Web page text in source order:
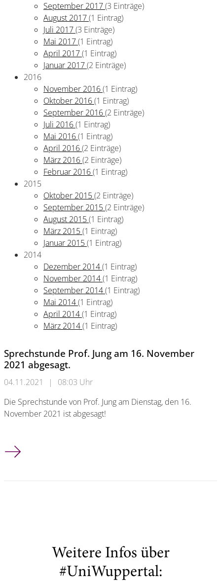
September 2017(3 Einträge)
August 2017(1 Eintrag)
Juli 2017(3 Einträge)
Mai 2017(1 Eintrag)
April 2017(1 Eintrag)
Januar 2017(2 Einträge)
2016
November 2016(1 Eintrag)
Oktober 2016(1 Eintrag)
September 2016(2 Einträge)
Juli 2016(1 Eintrag)
Mai 2016(1 Eintrag)
April 2016(2 Einträge)
März 2016(2 Einträge)
Februar 2016(1 Eintrag)
2015
Oktober 2015(2 Einträge)
September 2015(2 Einträge)
August 2015(1 Eintrag)
März 2015(1 Eintrag)
Januar 2015(1 Eintrag)
2014
Dezember 2014(1 Eintrag)
November 2014(1 Eintrag)
September 2014(1 Eintrag)
Mai 2014(1 Eintrag)
April 2014(1 Eintrag)
März 2014(1 Eintrag)
Sprechstunde Prof. Jung am 16. November
2021 abgesagt.
04.11.2021 |
08:03 Uhr
Die Sprechstunde von Prof. Jung am Dienstag, den 16.
November 2021 ist abgesagt!
Sprechstunde Prof. Jung am 16. November 2021 abgesagt.
Weitere Infos über
#UniWuppertal: